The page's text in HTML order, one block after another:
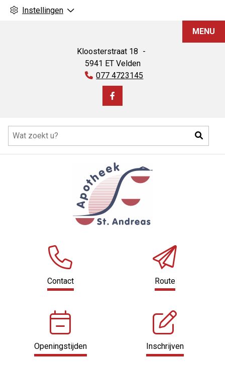
Instellingen
Kloosterstraat 18
5941 ET Velden
Tel:
077 4723145
Bezoek
facebook
MENU
Contact Route
Openingstijden Inschrijven